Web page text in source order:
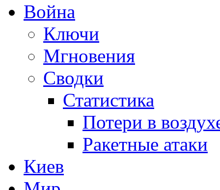
Война
Ключи
Мгновения
Сводки
Статистика
Потери в
Ракетные атаки
Киев